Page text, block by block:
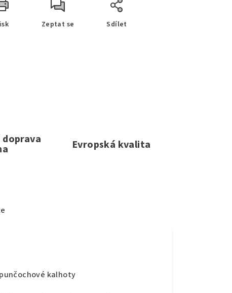
Zeptat se Sdílet
doprava Evropská kvalita
kalhoty